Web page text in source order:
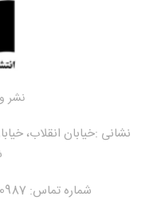
نشر
نشانی :خیابان انقلاب،
شماره تماس: 66400987 -021 / 66492962-021